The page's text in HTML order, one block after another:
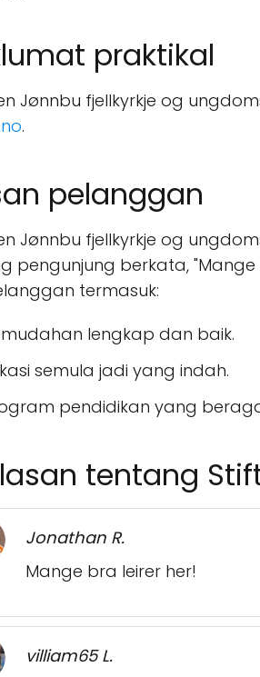
praktikal
Jønnbu fjellkyrkje og
.
pelanggan
Jønnbu fjellkyrkje og
pengunjung berkata,
termasuk:
lengkap dan baik.
semula jadi yang indah.
pendidikan yang
tentang
Jonathan R.
Mange bra leirer her!
villiam65 L.